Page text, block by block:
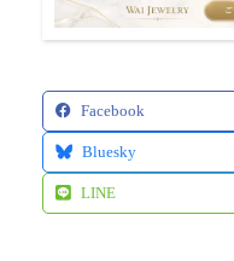
Facebook
Bluesky
LINE